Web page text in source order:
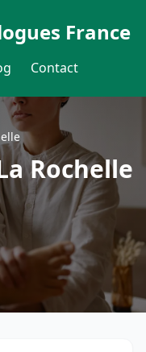
France
Contact
Rochelle